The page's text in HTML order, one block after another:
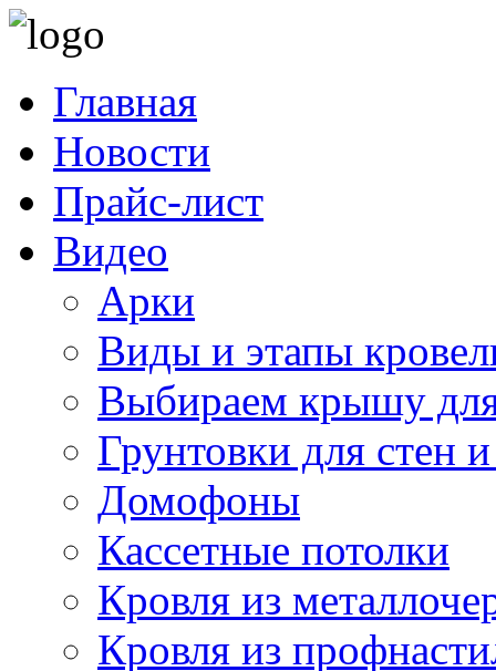
Главная
Новости
Прайс-лист
Видео
Арки
Виды и этапы
Выбираем крышу
Грунтовки для стен
Домофоны
Кассетные потолки
Кровля из
Кровля из